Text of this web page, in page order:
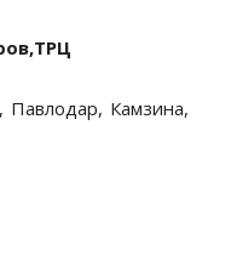
Павлодар, Камзина,